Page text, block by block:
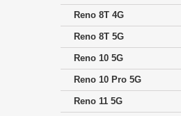
Reno 8T 4G
Reno 8T 5G
Reno 10 5G
Reno 10 Pro 5G
Reno 11 5G